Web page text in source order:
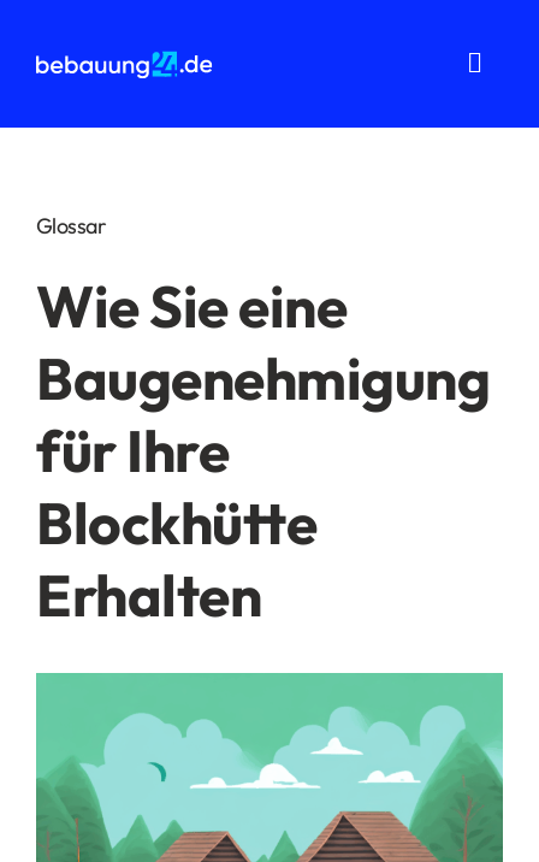
springen
Bauantrag
Baukostenermittlung
FAQ
Glossar
Glossar
Wie Sie eine
Baugenehmigung
für Ihre
Blockhütte
Erhalten